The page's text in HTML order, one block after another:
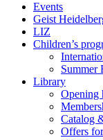
Events
Geist
LIZ
Children’s
Summer
Library
Opening
Catalog
Offers